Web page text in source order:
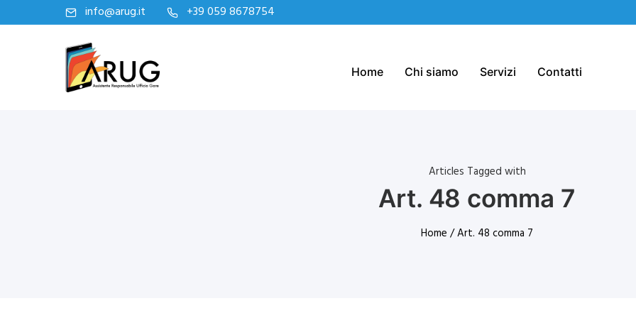
info@arug.it +39 059 8678754
Home Chi siamo Servizi Contatti
Articles Tagged with
Art. 48 comma 7
Home / Art. 48 comma 7